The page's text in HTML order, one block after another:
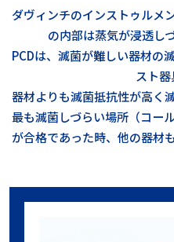
ダヴィンチのインストゥルメ
の内部は蒸気が浸透し
PCDは、滅菌が難しい器材の
スト器
器材よりも滅菌抵抗性が高く
最も滅菌しづらい場所（コー
が合格であった時、他の器材